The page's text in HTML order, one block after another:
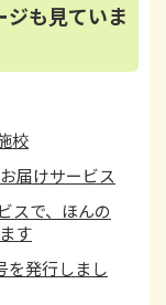
ジも見ていま
校
届けサービス
スで、ほんの
す
を発行しまし